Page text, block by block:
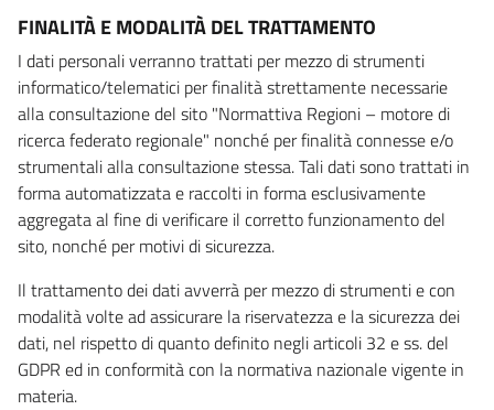
FINALITÀ E MODALITÀ DEL TRATTAMENTO
I dati personali verranno trattati per mezzo di strumenti
informatico/telematici per finalità strettamente necessarie
alla consultazione del sito "Normattiva Regioni – motore di
ricerca federato regionale" nonché per finalità connesse e/o
strumentali alla consultazione stessa. Tali dati sono trattati in
forma automatizzata e raccolti in forma esclusivamente
aggregata al fine di verificare il corretto funzionamento del
sito, nonché per motivi di sicurezza.
Il trattamento dei dati avverrà per mezzo di strumenti e con
modalità volte ad assicurare la riservatezza e la sicurezza dei
dati, nel rispetto di quanto definito negli articoli 32 e ss. del
GDPR ed in conformità con la normativa nazionale vigente in
materia.